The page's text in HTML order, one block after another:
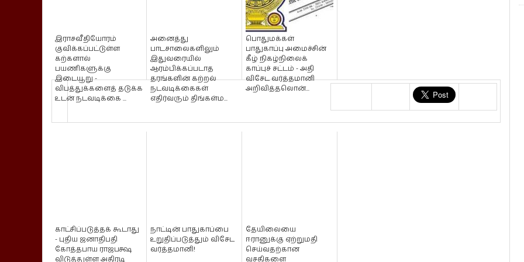
இராசவீதியோரம்
குவிக்கப்பட்டுள்ள
கற்களால்
பயணிகளுக்கு
இடையூறு -
விபத்துக்களைத் தடுக்க
உடன் நடவடிக்கை ...
அனைத்து
பாடசாலைகளிலும்
இதுவரையில்
ஆரம்பிக்கப்படாத
தரங்களின் கற்றல்
நடவடிக்கைகள்
எதிர்வரும் திங்கள்ம...
பொதுமக்கள்
பாதுகாப்பு அமைச்சின்
கீழ் நிகழ்நிலைக்
காப்புச் சட்டம் - அதி
விசேட வர்த்தமானி
அறிவித்தலொன்...
காட்சிப்படுத்தக் கூடாது
- புதிய ஜனாதிபதி
கோத்தபாய ராஜபக்ஷ
விடுத்துள்ள அதிரடி
நாட்டின் பாதுகாப்பை
உறுதிப்படுத்தும் விசேட
வர்த்தமானி!
தேயிலையை
ஈரானுக்கு ஏற்றுமதி
செய்வதற்கான
வசதிகளை